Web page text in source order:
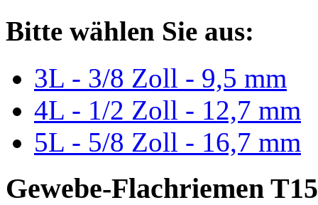
Bitte wählen Sie aus:
3L - 3/8 Zoll - 9,5 mm
4L - 1/2 Zoll - 12,7 mm
5L - 5/8 Zoll - 16,7 mm
Gewebe-Flachriemen